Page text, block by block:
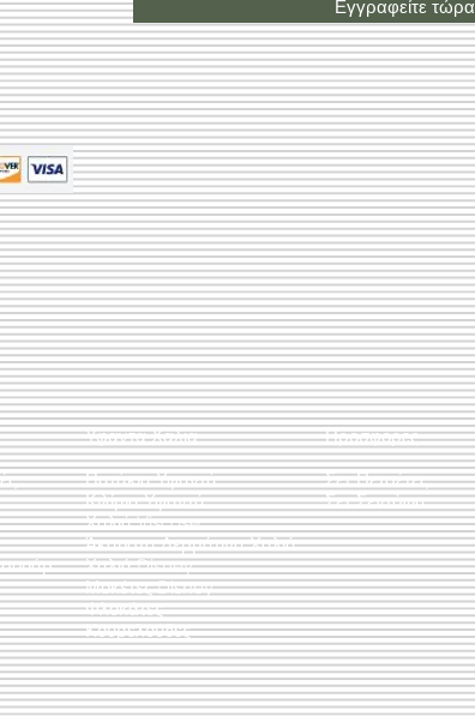
Εγγραφείτε τώρα
Προσφορές
Σετ Πετσέτες
Σετ Σεντόνια
Υφαντά Χαλιά
Πατάκια Υφαντά
Κιλίμια Υφαντά
Χαλιά Viscose
Άκαυστα Δερμάτινα Χαλιά
Χαλιά Disney
Μοκέτες Disney
Φλοκάτες
Κουρελούδες